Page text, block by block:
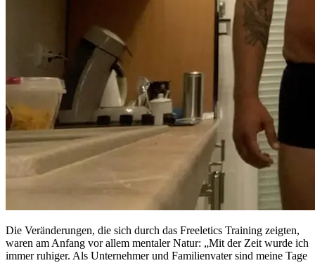
Die Veränderungen, die sich durch das Freeletics Training zeigten,
waren am Anfang vor allem mentaler Natur: „Mit der Zeit wurde ich
immer ruhiger. Als Unternehmer und Familienvater sind meine Tage